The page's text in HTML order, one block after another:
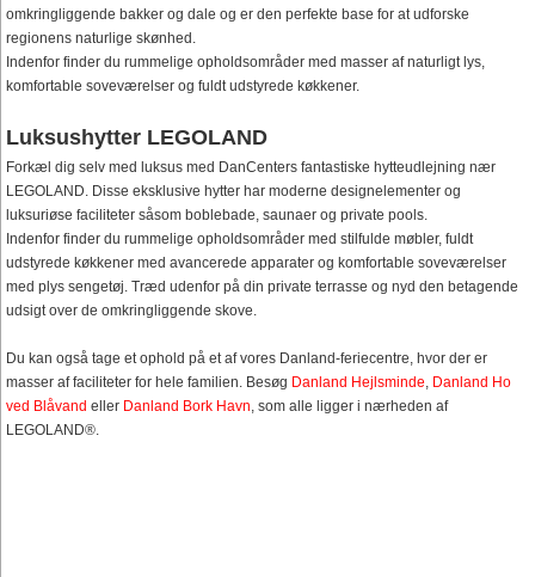
omkringliggende bakker og dale og er den perfekte base for at udforske
regionens naturlige skønhed.
Indenfor finder du rummelige opholdsområder med masser af naturligt lys,
komfortable soveværelser og fuldt udstyrede køkkener.
Luksushytter LEGOLAND
Forkæl dig selv med luksus med DanCenters fantastiske hytteudlejning nær
LEGOLAND. Disse eksklusive hytter har moderne designelementer og
luksuriøse faciliteter såsom boblebade, saunaer og private pools.
Indenfor finder du rummelige opholdsområder med stilfulde møbler, fuldt
udstyrede køkkener med avancerede apparater og komfortable soveværelser
med plys sengetøj. Træd udenfor på din private terrasse og nyd den betagende
udsigt over de omkringliggende skove.
Du kan også tage et ophold på et af vores Danland-feriecentre, hvor der er
masser af faciliteter for hele familien. Besøg Danland Hejlsminde Danland Ho
ved Blåvand eller Danland Bork Havn , som alle ligger i nærheden af
LEGOLAND®.